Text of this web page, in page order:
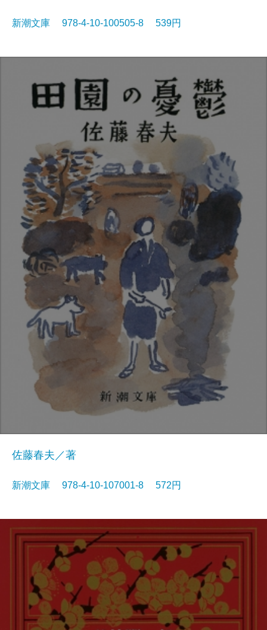
新潮文庫 978-4-10-100505-8 539円
佐藤春夫／著
新潮文庫 978-4-10-107001-8 572円